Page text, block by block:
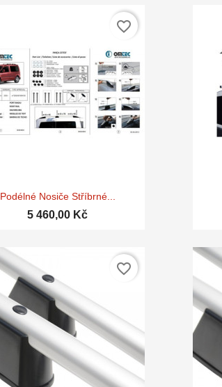
Rychlý náhled
Podélné Nosiče Stříbrné...
5 460,00 Kč
favorite_border
favorite_border